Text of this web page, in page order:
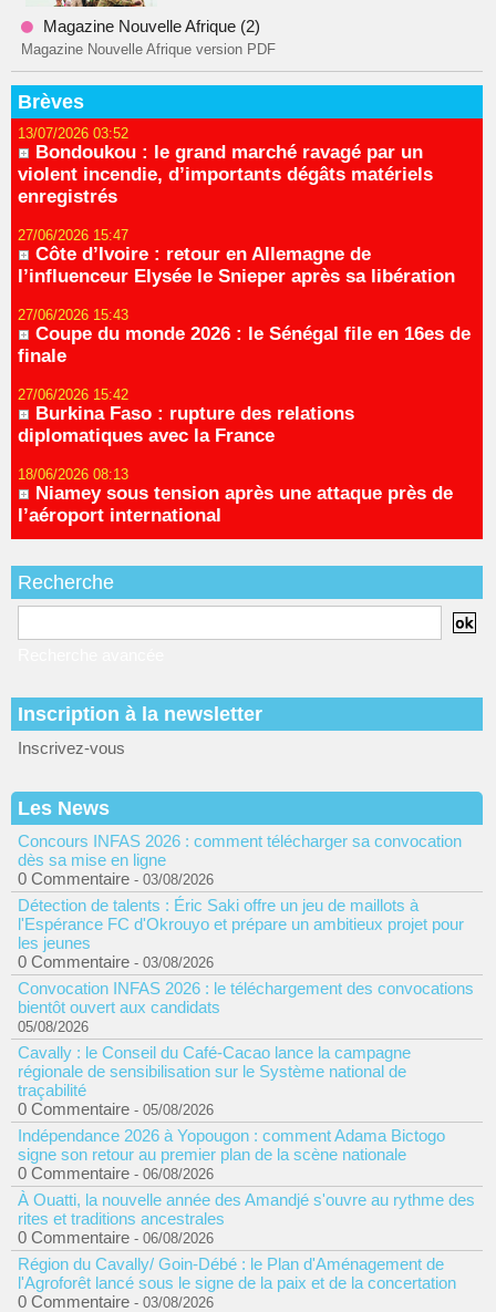
Magazine Nouvelle Afrique (2)
Magazine Nouvelle Afrique version PDF
Brèves
13/07/2026 03:52
Bondoukou : le grand marché ravagé par un
violent incendie, d’importants dégâts matériels
enregistrés
27/06/2026 15:47
Côte d’Ivoire : retour en Allemagne de
l’influenceur Elysée le Snieper après sa libération
27/06/2026 15:43
Coupe du monde 2026 : le Sénégal file en 16es de
finale
27/06/2026 15:42
Burkina Faso : rupture des relations
diplomatiques avec la France
18/06/2026 08:13
Niamey sous tension après une attaque près de
l’aéroport international
Recherche
Inscription à la newsletter
Inscrivez-vous
Les News
Concours INFAS 2026 : comment télécharger sa convocation
dès sa mise en ligne
0 Commentaire - 03/08/2026
Détection de talents : Éric Saki offre un jeu de maillots à
l'Espérance FC d'Okrouyo et prépare un ambitieux projet pour
les jeunes
0 Commentaire - 03/08/2026
Convocation INFAS 2026 : le téléchargement des convocations
bientôt ouvert aux candidats
05/08/2026
Cavally : le Conseil du Café-Cacao lance la campagne
régionale de sensibilisation sur le Système national de
traçabilité
0 Commentaire - 05/08/2026
Indépendance 2026 à Yopougon : comment Adama Bictogo
signe son retour au premier plan de la scène nationale
0 Commentaire - 06/08/2026
À Ouatti, la nouvelle année des Amandjé s'ouvre au rythme des
rites et traditions ancestrales
0 Commentaire - 06/08/2026
Région du Cavally/ Goin-Débé : le Plan d'Aménagement de
l'Agroforêt lancé sous le signe de la paix et de la concertation
0 Commentaire - 03/08/2026